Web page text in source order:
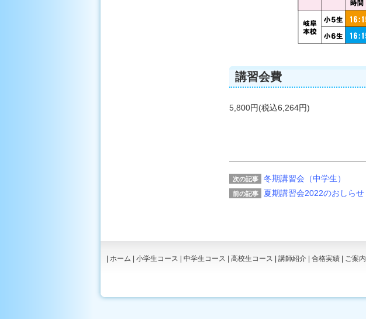
講習会費
5,800円(税込6,264円)
次の記事 冬期講習会（中学生）
前の記事 夏期講習会2022のおしらせ
| ホーム | 小学生コース | 中学生コース | 高校生コース | 講師紹介 | 合格実績 | ご案内